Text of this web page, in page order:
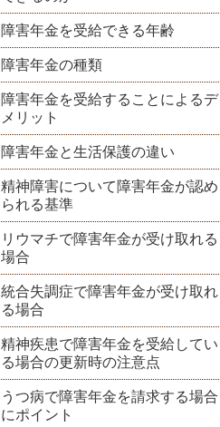
障害年金を受給できる年齢
障害年金の種類
障害年金を受給することによるデ
メリット
障害年金と生活保護の違い
精神障害について障害年金が認め
られる基準
リウマチで障害年金が受け取れる
場合
統合失調症で障害年金が受け取れ
る場合
精神疾患で障害年金を受給してい
る場合の更新時の注意点
うつ病で障害年金を請求する場合
にポイント